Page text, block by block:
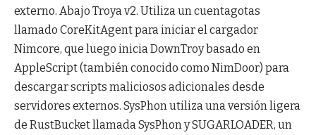
externo. Abajo Troya v2. Utiliza un cuentagotas
llamado CoreKitAgent para iniciar el cargador
Nimcore, que luego inicia DownTroy basado en
AppleScript (también conocido como NimDoor) para
descargar scripts maliciosos adicionales desde
servidores externos. SysPhon utiliza una versión ligera
de RustBucket llamada SysPhon y SUGARLOADER, un